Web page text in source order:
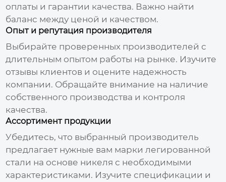
оплаты и гарантии качества. Важно найти
баланс между ценой и качеством.
Опыт и репутация производителя
Выбирайте проверенных производителей с
длительным опытом работы на рынке. Изучите
отзывы клиентов и оцените надежность
компании. Обращайте внимание на наличие
собственного производства и контроля
качества.
Ассортимент продукции
Убедитесь, что выбранный производитель
предлагает нужные вам маркилегированной
стали на основе никеля с необходимыми
характеристиками. Изучите спецификации и